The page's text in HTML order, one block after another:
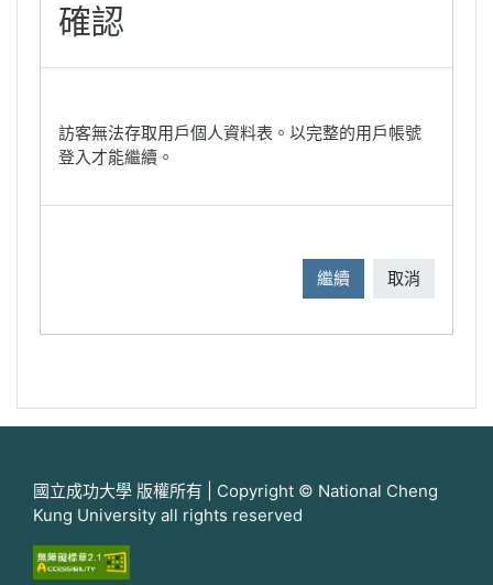
確認
訪客無法存取用戶個人資料表。以完整的用戶帳號
登入才能繼續。
繼續 取消
國立成功大學 版權所有 | Copyright © National Cheng
Kung University all rights reserved